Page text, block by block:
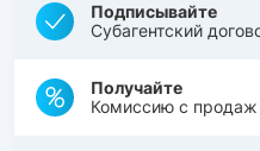
Подписывайте
Субагентский
Получайте
Комиссию с продаж